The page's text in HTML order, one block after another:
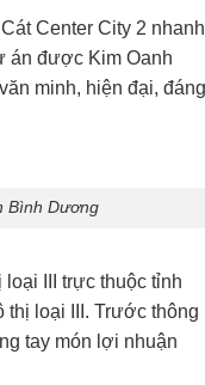
Center City 2 nhanh
án được Kim Oanh
minh, hiện đại, đáng
Bình Dương
III trực thuộc tỉnh
thị loại III. Trước thông
tay món lợi nhuận